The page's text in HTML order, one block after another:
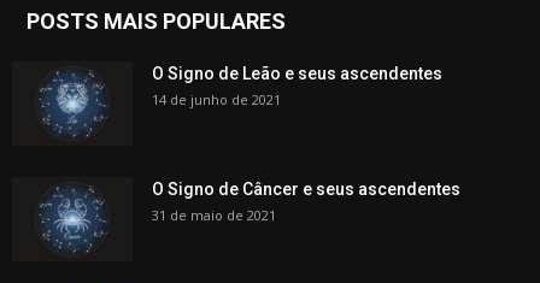
POSTS MAIS POPULARES
O Signo de Leão e seus ascendentes
14 de junho de 2021
O Signo de Câncer e seus ascendentes
31 de maio de 2021